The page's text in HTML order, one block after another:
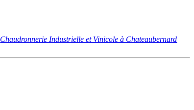
Chaudronnerie Industrielle et Vinicole à Chateaubernard